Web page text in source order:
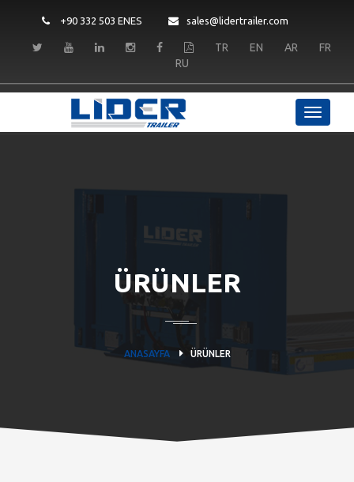
+90 332 503 ENES sales@lidertrailer.com
TR EN AR
FR
RU
ÜRÜNLER
ANASAYFA ÜRÜNLER